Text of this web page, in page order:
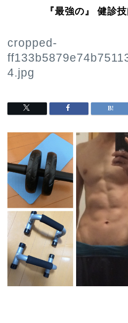
『最強の』 健診
cropped-
4.jpg